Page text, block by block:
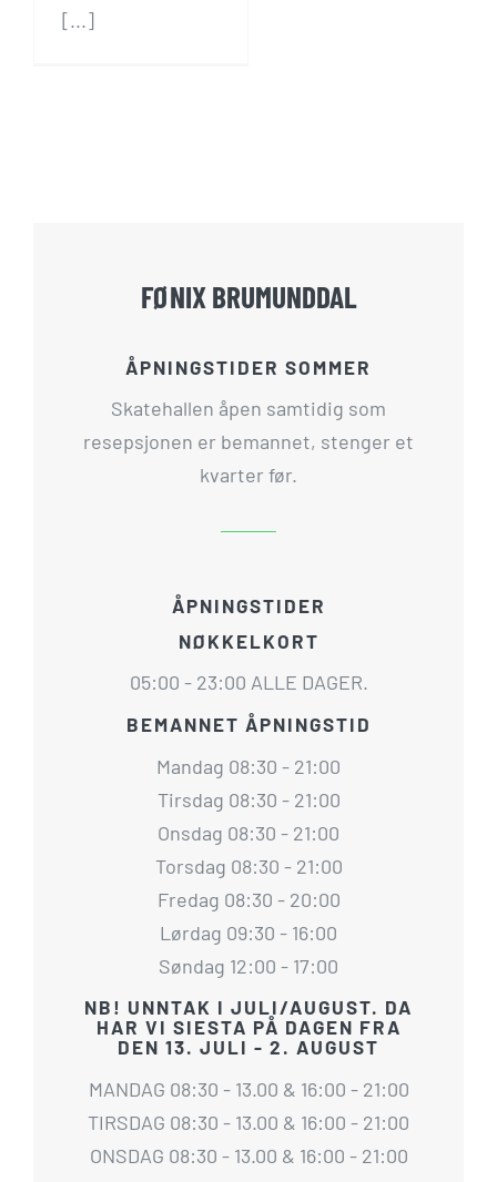
[...]
FØNIX BRUMUNDDAL
ÅPNINGSTIDER SOMMER
Skatehallen åpen samtidig som
resepsjonen er bemannet, stenger et
kvarter før.
ÅPNINGSTIDER
NØKKELKORT
05:00 - 23:00 ALLE DAGER.
BEMANNET ÅPNINGSTID
Mandag 08:30 - 21:00
Tirsdag 08:30 - 21:00
Onsdag 08:30 - 21:00
Torsdag 08:30 - 21:00
Fredag 08:30 - 20:00
Lørdag 09:30 - 16:00
Søndag 12:00 - 17:00
NB! UNNTAK I JULI/AUGUST. DA
HAR VI SIESTA PÅ DAGEN FRA
DEN 13. JULI - 2. AUGUST
MANDAG 08:30 - 13.00 & 16:00 - 21:00
TIRSDAG 08:30 - 13.00 & 16:00 - 21:00
ONSDAG 08:30 - 13.00 & 16:00 - 21:00